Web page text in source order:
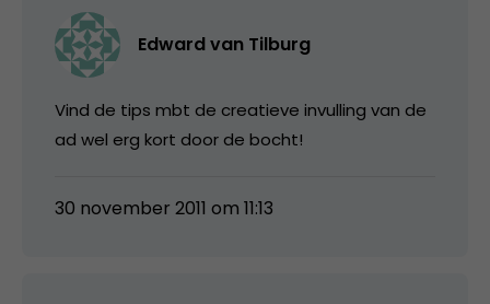
Edward van Tilburg
Vind de tips mbt de creatieve invulling van de
ad wel erg kort door de bocht!
30 november 2011 om 11:13